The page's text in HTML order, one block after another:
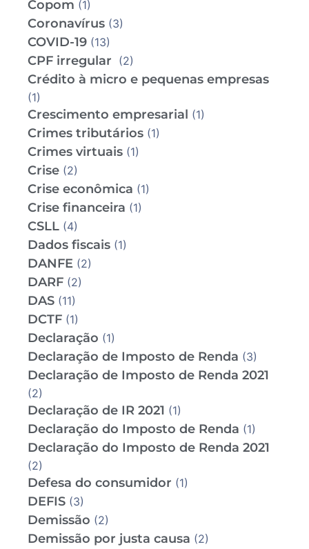
Copom (1)
Coronavírus (3)
COVID-19 (13)
CPF irregular (2)
Crédito à micro e pequenas empresas
(1)
Crescimento empresarial (1)
Crimes tributários (1)
Crimes virtuais (1)
Crise (2)
Crise econômica (1)
Crise financeira (1)
CSLL (4)
Dados fiscais (1)
DANFE (2)
DARF (2)
DAS (11)
DCTF (1)
Declaração (1)
Declaração de Imposto de Renda (3)
Declaração de Imposto de Renda 2021
(2)
Declaração de IR 2021 (1)
Declaração do Imposto de Renda (1)
Declaração do Imposto de Renda 2021
(2)
Defesa do consumidor (1)
DEFIS (3)
Demissão (2)
Demissão por justa causa (2)